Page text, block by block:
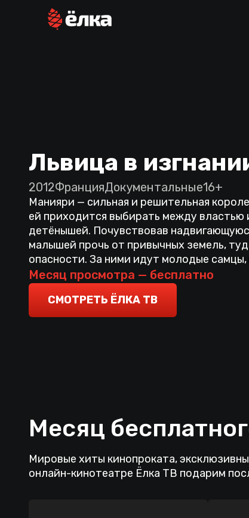
Львица в
2012ФранцияДокументальные16+
Манияри — сильная и решительная
ей приходится выбирать между властью
детёнышей. Почувствовав
малышей прочь от привычных земель,
опасности. За ними идут молодые самцы,
история о цене выживания, материнской
с которого нельзя свернуть.
Месяц просмотра — бесплатно
СМОТРЕТЬ ЁЛКА ТВ
Месяц
Мировые хиты кинопроката,
онлайн-кинотеатре Ёлка ТВ подарим